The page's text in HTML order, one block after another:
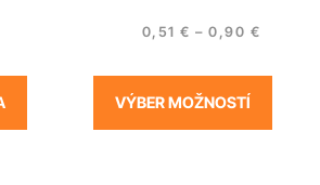
0,51€ – 0,90 €
VÝBER MOŽNOSTÍ